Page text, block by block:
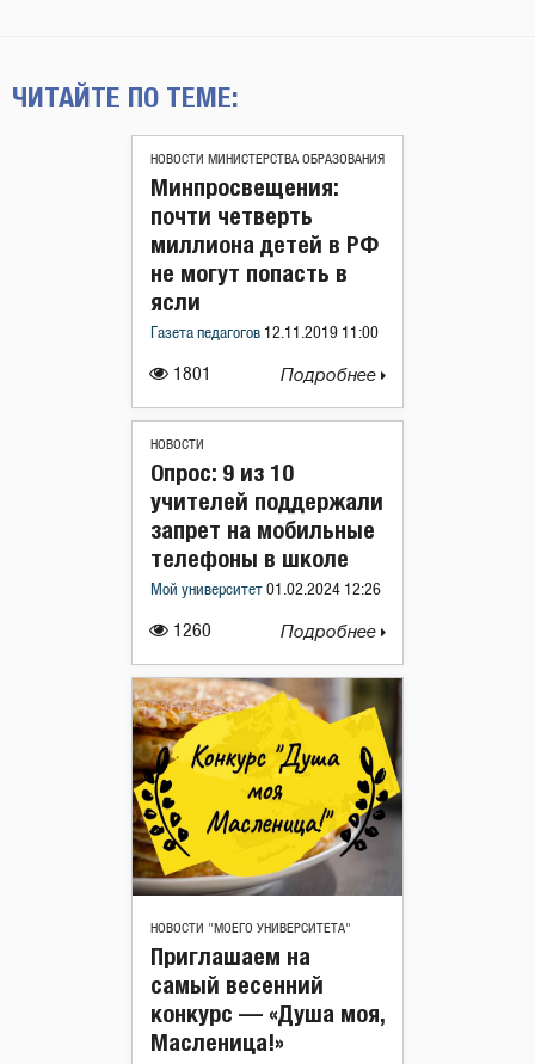
ЧИТАЙТЕ ПО ТЕМЕ:
НОВОСТИ МИНИСТЕРСТВА ОБРАЗОВАНИЯ
1801
Минпросвещения:
почти четверть
миллиона детей в РФ
не могут попасть в
ясли
Газета педагогов 12.11.2019 11:00
Подробнее
НОВОСТИ
1260
Опрос: 9 из 10
учителей поддержали
запрет на мобильные
телефоны в школе
Мой университет 01.02.2024 12:26
Подробнее
НОВОСТИ "МОЕГО УНИВЕРСИТЕТА"
Приглашаем на
самый весенний
конкурс — «Душа моя,
Масленица!»